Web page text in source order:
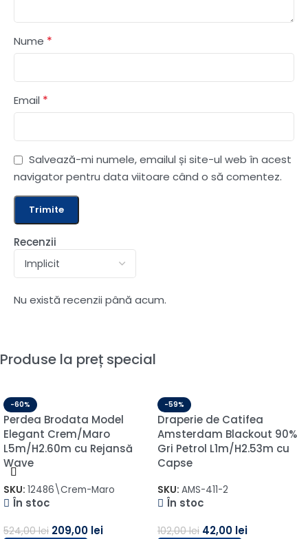
Recenzii
Nu există recenzii până acum.
Nume *
Email *
Salvează-mi numele, emailul și site-ul web în acest
navigator pentru data viitoare când o să comentez.
Produse la preț special
-60%
Perdea Brodata Model
Elegant Crem/Maro
L5m/H2.60m cu Rejansă
Wave
SKU: 12486\Crem-Maro
În stoc
524,00lei 209,00 lei
-59%
Draperie de Catifea
Amsterdam Blackout 90%
Gri Petrol L1m/H2.53m cu
Capse
SKU: AMS-411-2
În stoc
102,00lei 42,00 lei